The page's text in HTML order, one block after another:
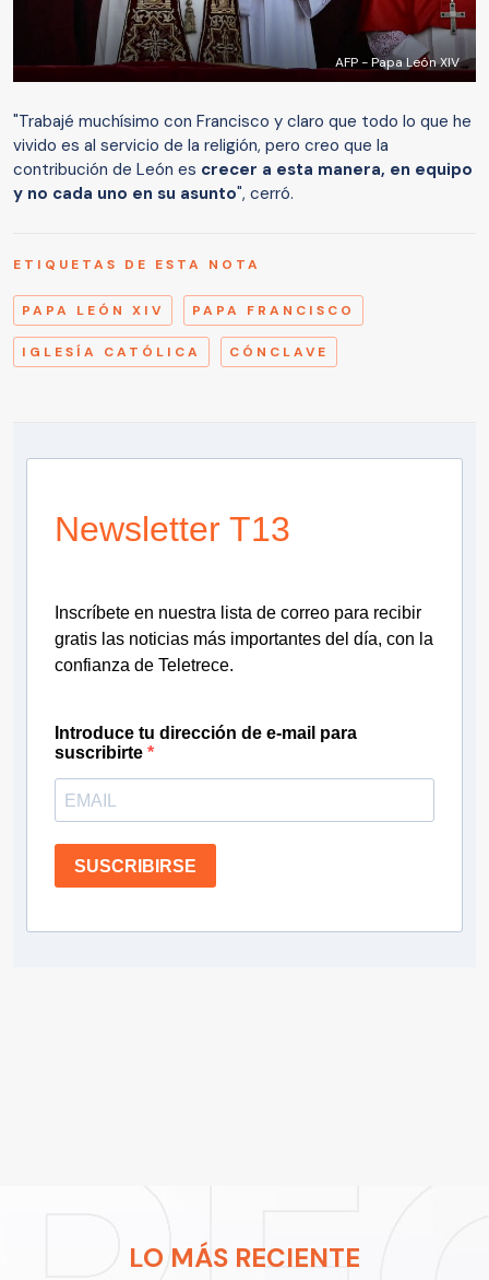
AFP - Papa León XIV
"Trabajé muchísimo con Francisco y claro que todo lo que he
vivido es al servicio de la religión, pero creo que la
contribución de León es crecer a esta manera, en equipo
y no cada uno en su asunto", cerró.
ETIQUETAS DE ESTA NOTA
PAPA LEÓN XIV PAPA FRANCISCO
IGLESÍA CATÓLICA CÓNCLAVE
Newsletter T13
Inscríbete en nuestra lista de correo para recibir
gratis las noticias más importantes del día, con la
confianza de Teletrece.
Introduce tu dirección de e-mail para
suscribirte
SUSCRIBIRSE
LO MÁS RECIENTE